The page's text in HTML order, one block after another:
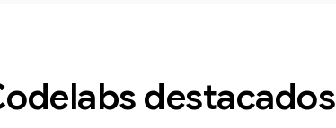
destacados